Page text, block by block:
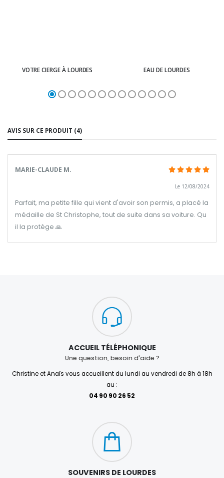
VOTRE CIERGE À LOURDES EAU DE LOURDES
AVIS SUR CE PRODUIT (4)
MARIE-CLAUDE M.
Le 12/08/2024
Parfait, ma petite fille qui vient d'avoir son permis, a placé la
médaille de St Christophe, tout de suite dans sa voiture. Qu
il la protège 🙏
ACCUEIL TÉLÉPHONIQUE
Une question, besoin d'aide ?
Christine et Anaïs vous accueillent du lundi au vendredi de 8h à 18h
au :
04 90 90 26 52
SOUVENIRS DE LOURDES